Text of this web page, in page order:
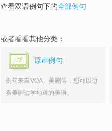
查看双语例句下的全部例句
或者看看其他分类：
原声例句
例句来自VOA、美剧等，您可以边
看美剧边学地道的美语。